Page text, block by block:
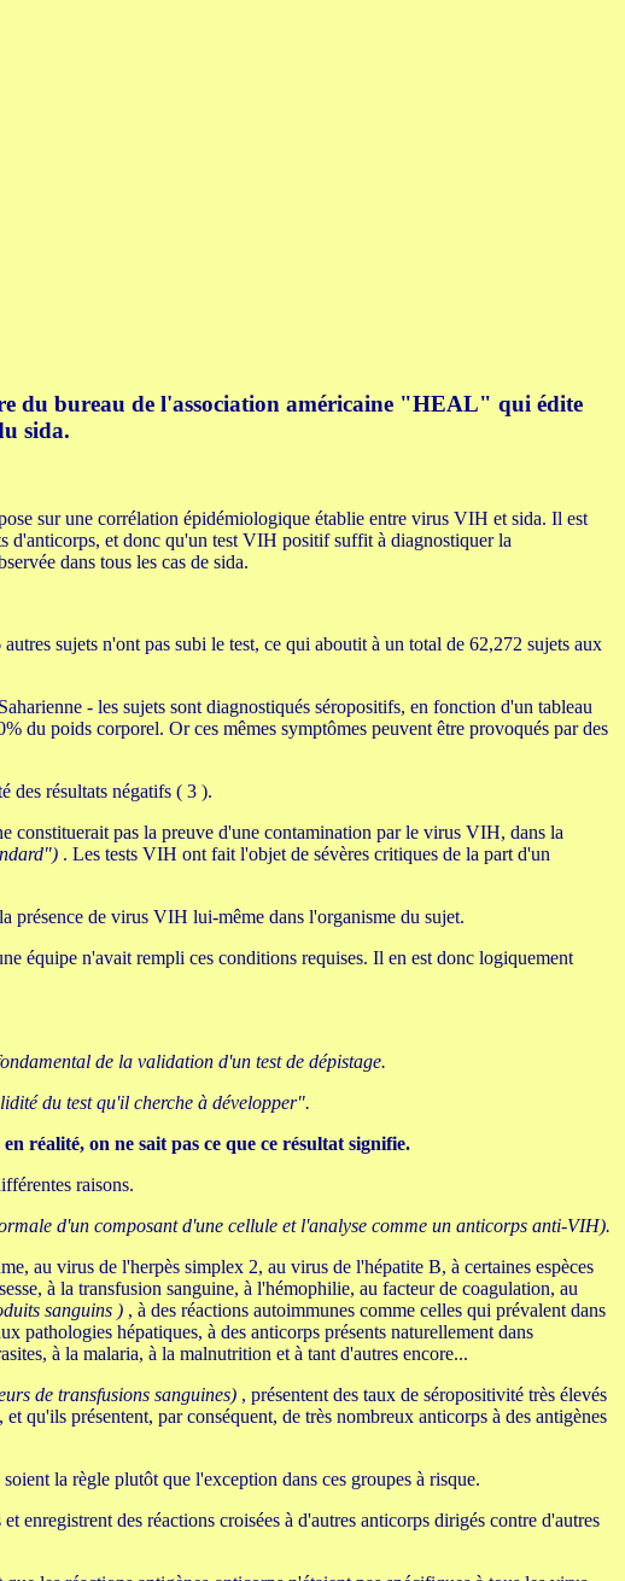
du bureau de l'association américaine "HEAL" qui édite
sida.
sur une corrélation épidémiologique établie entre virus VIH et sida. Il est
d'anticorps, et donc qu'un test VIH positif suffit à diagnostiquer la
dans tous les cas de sida.
sujets n'ont pas subi le test, ce qui aboutit à un total de 62,272 sujets aux
- les sujets sont diagnostiqués séropositifs, en fonction d'un tableau
du poids corporel. Or ces mêmes symptômes peuvent être provoqués par des
des résultats négatifs ( 3 ).
constituerait pas la preuve d'une contamination par le virus VIH, dans la
. Les tests VIH ont fait l'objet de sévères critiques de la part d'un
présence de virus VIH lui-même dans l'organisme du sujet.
équipe n'avait rempli ces conditions requises. Il en est donc logiquement
de la validation d'un test de dépistage.
du test qu'il cherche à développer".
en réalité, on ne sait pas ce que ce résultat signifie.
raisons.
d'un composant d'une cellule et l'analyse comme un anticorps anti-VIH).
au virus de l'herpès simplex 2, au virus de l'hépatite B, à certaines espèces
à la transfusion sanguine, à l'hémophilie, au facteur de coagulation, au
sanguins ) , à des réactions autoimmunes comme celles qui prévalent dans
pathologies hépatiques, à des anticorps présents naturellement dans
à la malaria, à la malnutrition et à tant d'autres encore...
de transfusions sanguines) , présentent des taux de séropositivité très élevés
qu'ils présentent, par conséquent, de très nombreux anticorps à des antigènes
la règle plutôt que l'exception dans ces groupes à risque.
enregistrent des réactions croisées à d'autres anticorps dirigés contre d'autres